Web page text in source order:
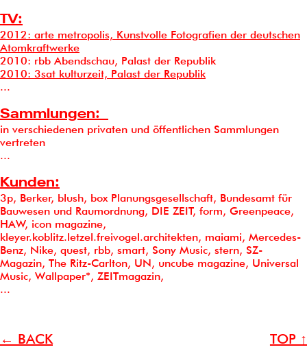
TV:
2012: arte metropolis, Kunstvolle Fotografien der deutschen
Atomkraftwerke
2010: rbb Abendschau, Palast der Republik
2010: 3sat kulturzeit, Palast der Republik
...
Sammlungen:
in verschiedenen privaten und öffentlichen Sammlungen
vertreten
...
Kunden:
3p, Berker, blush, box Planungsgesellschaft, Bundesamt für
Bauwesen und Raumordnung, DIE ZEIT, form, Greenpeace,
HAW, icon magazine,
kleyer.koblitz.letzel.freivogel.architekten, maiami, Mercedes-
Benz, Nike, quest, rbb, smart, Sony Music, stern, SZ-
Magazin, The Ritz-Carlton, UN, uncube magazine, Universal
Music, Wallpaper*, ZEITmagazin,
...
← BACK TOP ↑